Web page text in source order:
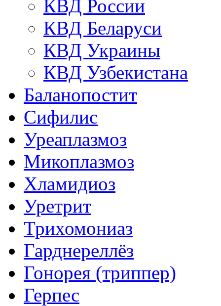
КВД России
КВД Беларуси
КВД Украины
КВД Узбекистана
Баланопостит
Сифилис
Уреаплазмоз
Микоплазмоз
Хламидиоз
Уретрит
Трихомониаз
Гарднереллёз
Гонорея (триппер)
Герпес